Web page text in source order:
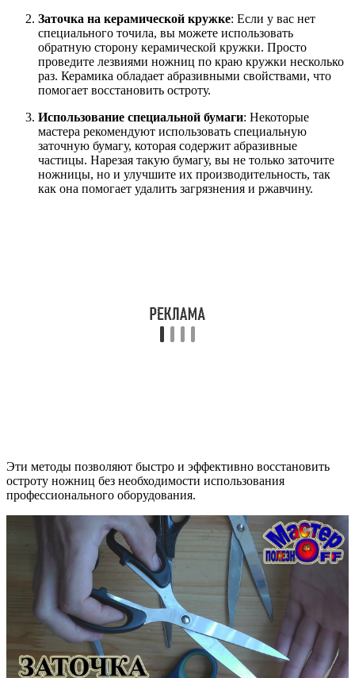
Заточка на керамической кружке: Если у вас нет
специального точила, вы можете использовать
обратную сторону керамической кружки. Просто
проведите лезвиями ножниц по краю кружки несколько
раз. Керамика обладает абразивными свойствами, что
помогает восстановить остроту.
Использование специальной бумаги: Некоторые
мастера рекомендуют использовать специальную
заточную бумагу, которая содержит абразивные
частицы. Нарезая такую бумагу, вы не только заточите
ножницы, но и улучшите их производительность, так
как она помогает удалить загрязнения и ржавчину.
Эти методы позволяют быстро и эффективно восстановить
остроту ножниц без необходимости использования
профессионального оборудования.